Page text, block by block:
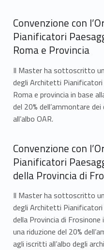
Convenzione con
Pianificatori
Roma e Provincia
Il Master ha sottoscritto
degli Architetti
Roma e provincia in base
del 20% dell’ammontare
all’albo OAR.
Convenzione con
Pianificatori
della Provincia di
Il Master ha sottoscritto
degli Architetti
della Provincia di
una riduzione del 20%
agli iscritti all’albo degli